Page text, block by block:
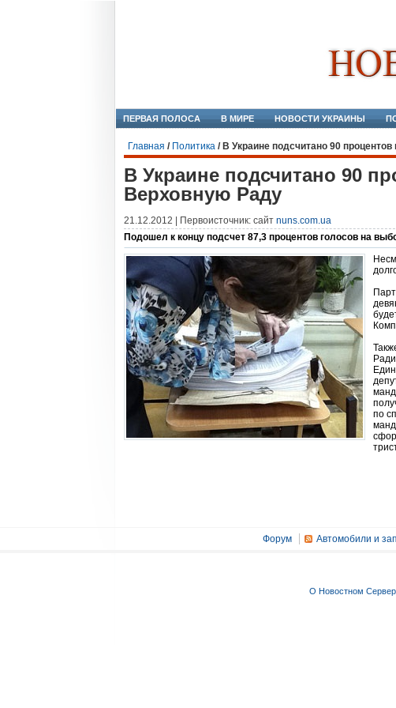
ПЕРВАЯ ПОЛОСА В МИРЕ НОВОСТИ УКРАИНЫ
Главная / Политика / В Украине подсчитано 90
В Украине подсчитано 90
Верховную Раду
21.12.2012 | Первоисточник: сайт nuns.com.ua
Подошел к концу подсчет 87,3 процентов голосов на
по
Форум Автомобили и
О Новостном